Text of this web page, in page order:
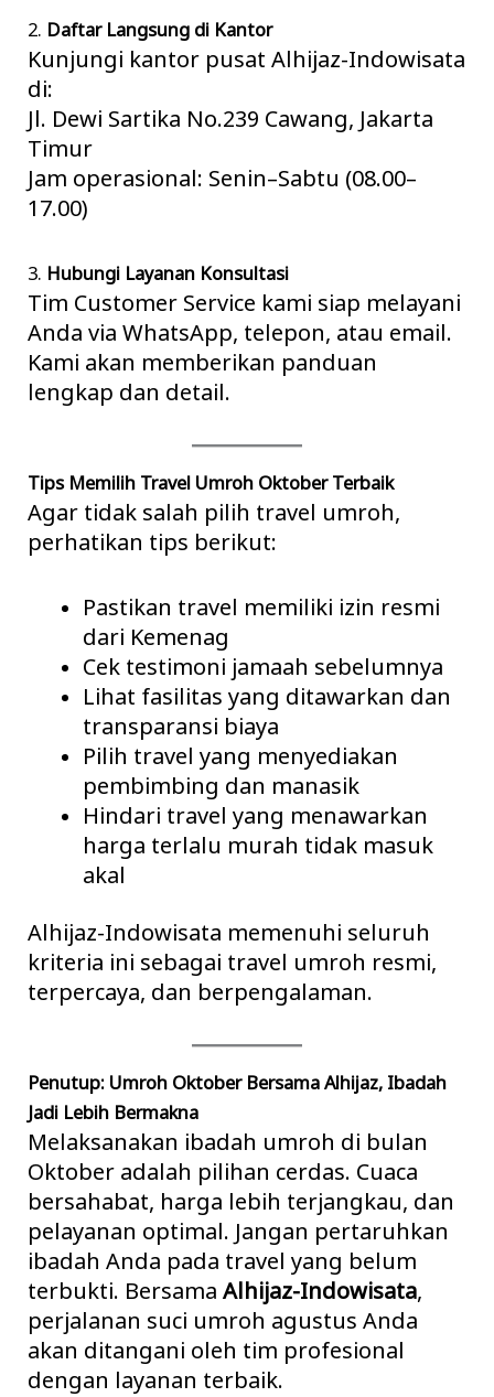
2. Daftar Langsung di Kantor
Kunjungi kantor pusat Alhijaz-Indowisata
di:
Jl. Dewi Sartika No.239 Cawang, Jakarta
Timur
Jam operasional: Senin–Sabtu (08.00–
17.00)
3. Hubungi Layanan Konsultasi
Tim Customer Service kami siap melayani
Anda via WhatsApp, telepon, atau email.
Kami akan memberikan panduan
lengkap dan detail.
Tips Memilih Travel Umroh Oktober Terbaik
Agar tidak salah pilih travel umroh,
perhatikan tips berikut:
Pastikan travel memiliki izin resmi
dari Kemenag
Cek testimoni jamaah sebelumnya
Lihat fasilitas yang ditawarkan dan
transparansi biaya
Pilih travel yang menyediakan
pembimbing dan manasik
Hindari travel yang menawarkan
harga terlalu murah tidak masuk
akal
Alhijaz-Indowisata memenuhi seluruh
kriteria ini sebagai travel umroh resmi,
terpercaya, dan berpengalaman.
Penutup: Umroh Oktober Bersama Alhijaz, Ibadah
Jadi Lebih Bermakna
Melaksanakan ibadah umroh di bulan
Oktober adalah pilihan cerdas. Cuaca
bersahabat, harga lebih terjangkau, dan
pelayanan optimal. Jangan pertaruhkan
ibadah Anda pada travel yang belum
terbukti. BersamaAlhijaz-Indowisata,
perjalanan suci umroh agustus Anda
akan ditangani oleh tim profesional
dengan layanan terbaik.